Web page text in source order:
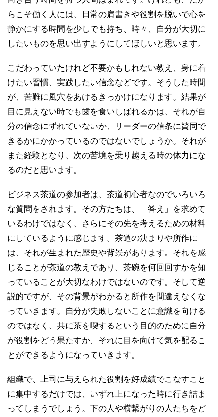
らこそ働く人には、日常の肩書きや役割を脱いで心を
静かにする時間を少しでも持ち、時々、自分が大切に
したいものを思い出すようにしてほしいと思います。
こだわっていたけれど不要かもしれない教え、身に着
けたい習慣、実践したい信念などです。そうした時間
が、苦難に風穴をあけるきっかけになります。結果が
目に見えない時でも歯を食いしばれるかは、それが自
分の信念にずれていないか、リーダーの信条に賛同で
きるかにかかっているのではないでしょうか。それが
また経験となり、次の苦境を乗り越える時の体力にな
るのだと思います。
ビジネス茶道の参加者は、茶道初心者なのでいろいろ
な質問をされます。その方たちは、「答え」を求めて
いるわけではなく、さらにその先を考えるための材料
にしているように感じます。茶道の決まりや所作に
は、それが生まれた歴史や背景があります。それを感
じることが茶道の教えであり、茶碗を何回回すかを知
っていることが大切なわけではないのです。そして逆
説的ですが、その背景がわかると所作を間違えなくな
っていきます。自分が失敗しないことに意識を向ける
のではなく、共に茶を喫するという目的のために自分
が役割をどう果たすか、それに目を向けて気を配るこ
とができるようになっていきます。
組織で、上司に与えられた役割を好成績でこなすこと
に集中するだけでは、いずれ上になった時に行き詰ま
ってしまうでしょう。下の人や横繋がりの人たちをど